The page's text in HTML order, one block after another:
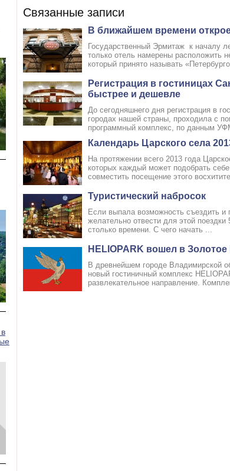
Связанные записи
В ближайшем времени
Государственный Эрмитаж к началу
только отель намерены расположить
который принято называть
Регистрация в гостиницах
быстрее и дешевле
До сегодняшнего дня регистрация в
городах нашей страны, проходила с
программный комплекс, по данным
Календарь Царского села
На протяжении всего 2013 года
которых каждый может подобрать
совместить посещение этого
Туристический набросок
Если выпала возможность съездить
желательно отвести для этой
столько времени. С чего начать ...
HELIOPARK вошел в
В древнейшем городе Владимирской
новый гостиничный комплекс
развлекательное направление.